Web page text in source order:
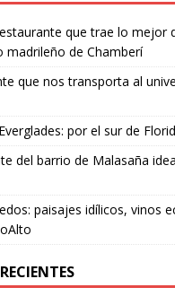
que trae lo mejor
madrileño de Chamberí
que nos transporta al
por el sur de
del barrio de Malasaña
paisajes idílicos, vinos